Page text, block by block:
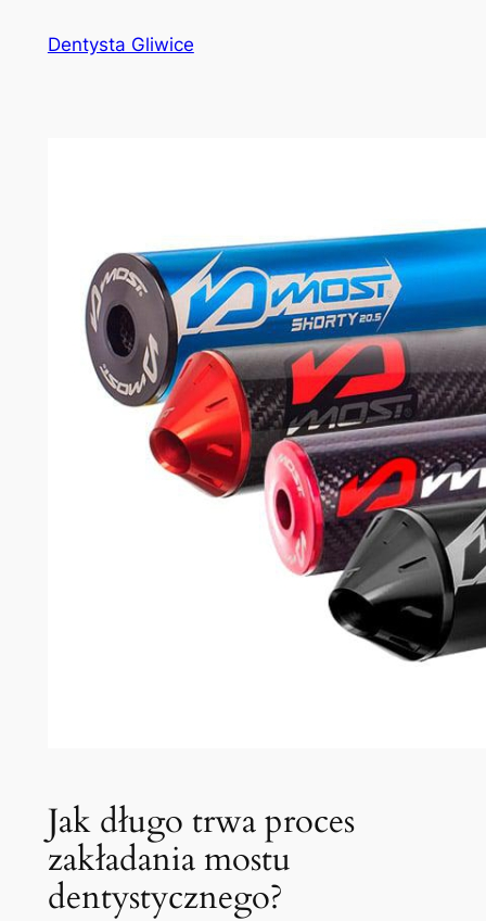
Dentysta Gliwice
Jak długo trwa proces
zakładania mostu
dentystycznego?